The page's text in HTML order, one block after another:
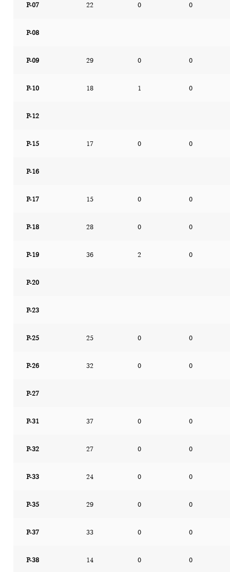
P-07 22 0 0
P-08
P-09 29 0 0
P-10 18 1 0
P-12
P-15 17 0 0
P-16
P-17 15 0 0
P-18 28 0 0
P-19 36 2 0
P-20
P-23
P-25 25 0 0
P-26 32 0 0
P-27
P-31 37 0 0
P-32 27 0 0
P-33 24 0 0
P-35 29 0 0
P-37 33 0 0
P-38 14 0 0